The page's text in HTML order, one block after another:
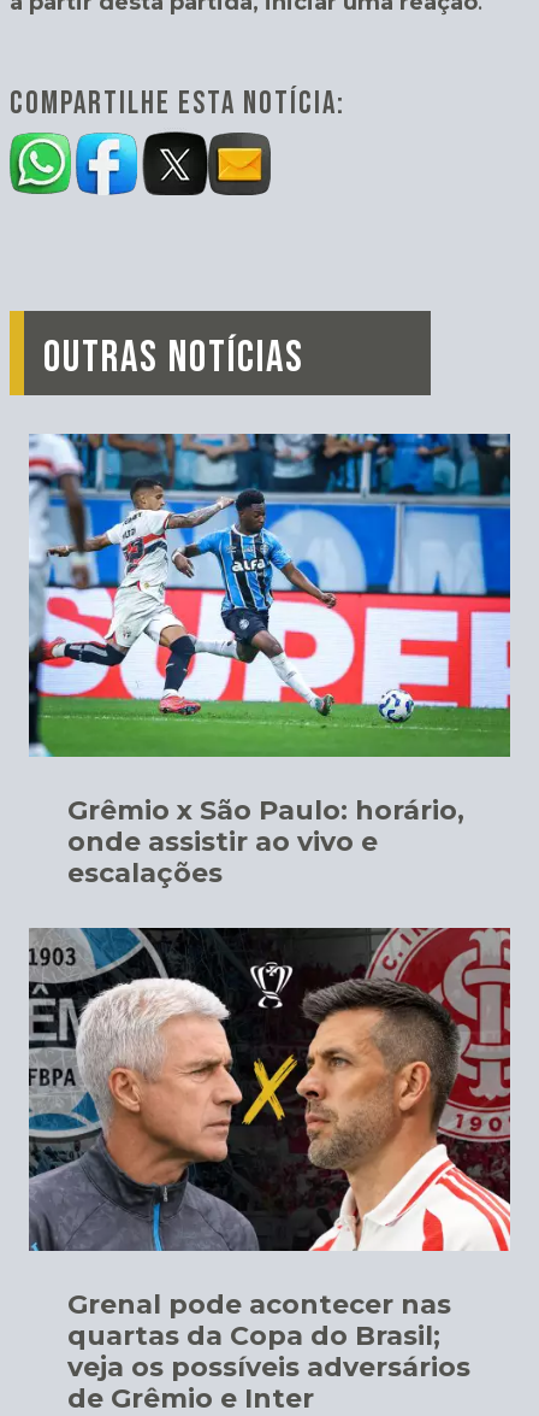
COMPARTILHE ESTA NOTÍCIA:
OUTRAS NOTÍCIAS
Grêmio x São Paulo: horário,
onde assistir ao vivo e
escalações
Grenal pode acontecer nas
quartas da Copa do Brasil;
veja os possíveis adversários
de Grêmio e Inter